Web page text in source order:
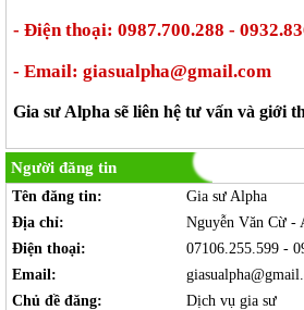
- Điện thoại: 0987.700.288 -
- Email: giasualpha@gmail.com
Gia sư Alpha sẽ liên hệ tư vấn và giới
Người đăng tin
Tên đăng tin:
Gia sư Alpha
Địa chỉ:
Nguyễn Văn Cừ -
Điện thoại:
07106.255.599 -
Email:
Chủ đề đăng:
Dịch vụ gia sư